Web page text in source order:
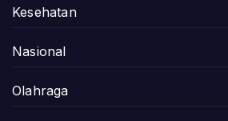
Kesehatan
Nasional
Olahraga